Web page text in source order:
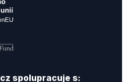
spolupracuje s: